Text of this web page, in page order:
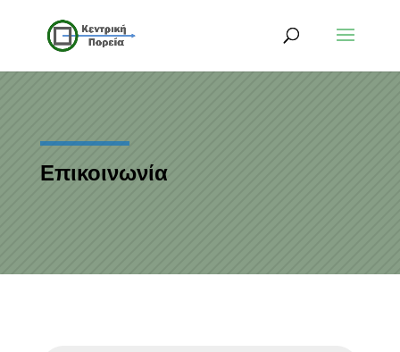
Επικοινωνία